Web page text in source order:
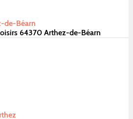
de-Béarn
64370 Arthez-de-Béarn